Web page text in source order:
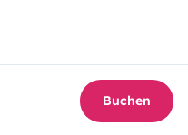
Buchen